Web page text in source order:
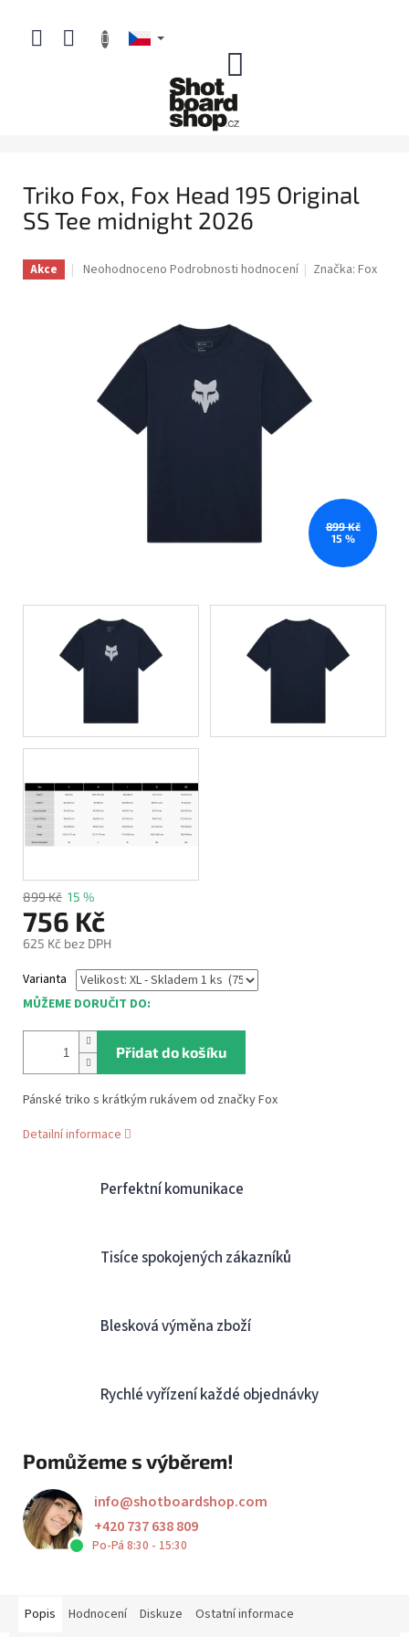
obsah
Triko Fox, Fox Head 195 Original
SS Tee midnight 2026
Akce
Průměrné
hvězdiček.
Neohodnoceno Podrobnosti hodnocení Značka:Fox
899 Kč
15 %
899 Kč 15 %
756 Kč
625 Kč bez DPH
cena:
Varianta
MŮŽEME DORUČIT DO:
Přidat do košíku
Pánské triko s krátkým rukávem od značky Fox
Detailní informace
Perfektní komunikace
Tisíce spokojených zákazníků
Blesková výměna zboží
Rychlé vyřízení každé objednávky
Pomůžeme s výběrem!
info@shotboardshop.com
+420 737 638 809
Po-Pá 8:30 - 15:30
Popis Hodnocení Diskuze Ostatní informace